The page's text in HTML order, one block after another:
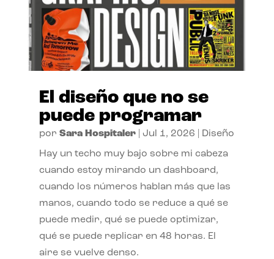
El diseño que no se
puede programar
por Sara Hospitaler| Jul 1, 2026 Diseño
Hay un techo muy bajo sobre mi cabeza
cuando estoy mirando un dashboard,
cuando los números hablan más que las
manos, cuando todo se reduce a qué se
puede medir, qué se puede optimizar,
qué se puede replicar en 48 horas. El
aire se vuelve denso.